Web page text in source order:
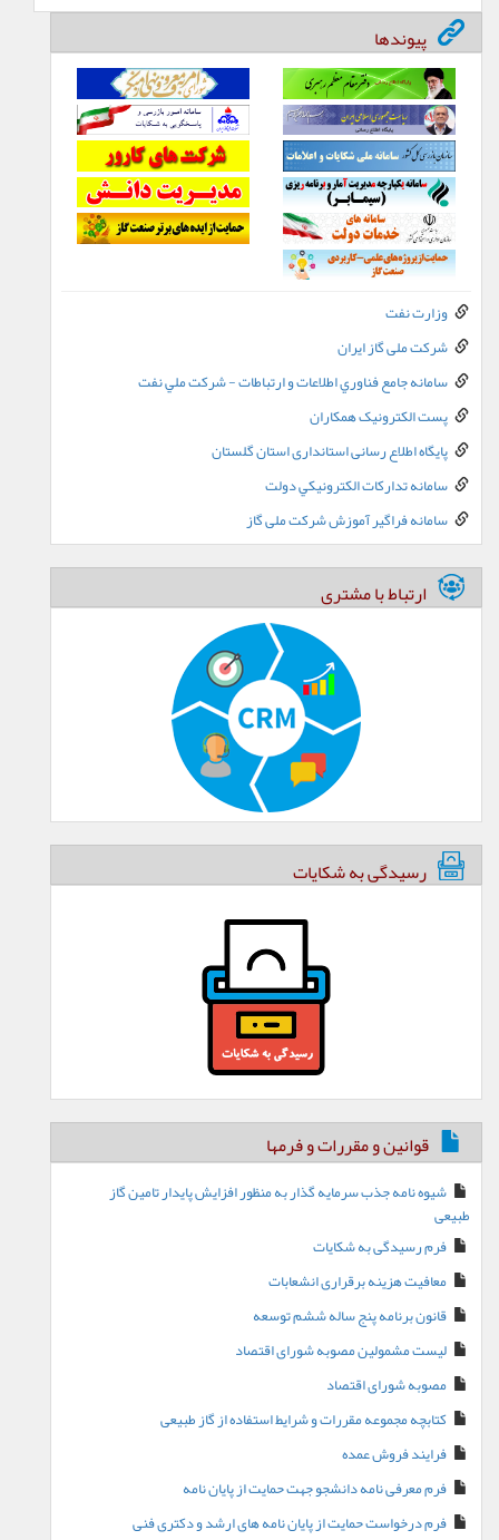
پیوندها
وزارت نفت
شرکت ملی گاز ایران
سامانه جامع فناوري اطلاعات و ارتباطات - شرکت ملي نفت
پست الکترونيک همکاران
پایگاه اطلاع رسانی استانداری استان گلستان
سامانه تدارکات الکترونيکي دولت
سامانه فراگیر آموزش شرکت ملی گاز
ارتباط با مشتری
رسیدگی به شکایات
قوانین و مقررات و فرمها
شیوه نامه جذب سرمایه گذار به منظور افزایش پایدار تامین گاز
طبیعی
فرم رسیدگی به شکایات
معافیت هزینه برقراری انشعابات
قانون برنامه پنج ساله ششم توسعه
لیست مشمولین مصوبه شورای اقتصاد
مصوبه شورای اقتصاد
کتابچه مجموعه مقررات و شرایط استفاده از گاز طبیعی
فرایند فروش عمده
فرم معرفی نامه دانشجو جهت حمایت از پایان نامه
فرم درخواست حمایت از پایان نامه های ارشد و دکتری فنی